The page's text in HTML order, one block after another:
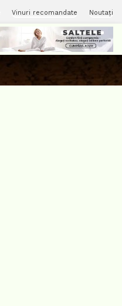
Vinuri recomandate Noutați